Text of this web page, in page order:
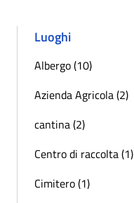
Luoghi
Albergo (10)
Azienda Agricola (2)
cantina (2)
Centro di raccolta (1)
Cimitero (1)